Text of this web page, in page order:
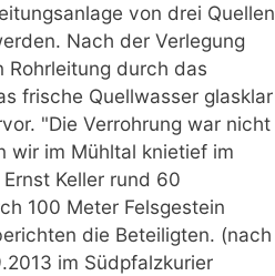
von drei Quellen
Nach der Verlegung
Rohrleitung durch das
frische Quellwasser glasklar
"Die Verrohrung war nicht
wir im Mühltal knietief im
Keller rund 60
100 Meter Felsgestein
die Beteiligten. (nach
im Südpfalzkurier